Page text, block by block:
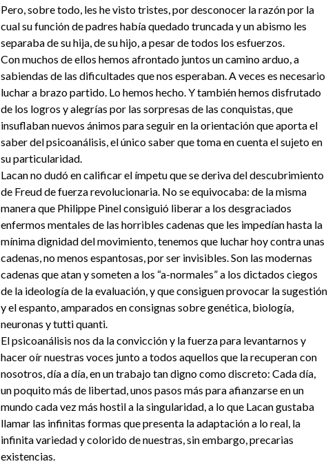
Pero, sobre todo, les he visto tristes, por desconocer la razón por la
cual su función de padres había quedado truncada y un abismo les
separaba de su hija, de su hijo, a pesar de todos los esfuerzos.
Con muchos de ellos hemos afrontado juntos un camino arduo, a
sabiendas de las dificultades que nos esperaban. A veces es necesario
luchar a brazo partido. Lo hemos hecho. Y también hemos disfrutado
de los logros y alegrías por las sorpresas de las conquistas, que
insuflaban nuevos ánimos para seguir en la orientación que aporta el
saber del psicoanálisis, el único saber que toma en cuenta el sujeto en
su particularidad.
Lacan no dudó en calificar el ímpetu que se deriva del descubrimiento
de Freud de fuerza revolucionaria. No se equivocaba: de la misma
manera que Philippe Pinel consiguió liberar a los desgraciados
enfermos mentales de las horribles cadenas que les impedían hasta la
mínima dignidad del movimiento, tenemos que luchar hoy contra unas
cadenas, no menos espantosas, por ser invisibles. Son las modernas
cadenas que atan y someten a los “a-normales” a los dictados ciegos
de la ideología de la evaluación, y que consiguen provocar la sugestión
y el espanto, amparados en consignas sobre genética, biología,
neuronas y tutti quanti.
El psicoanálisis nos da la convicción y la fuerza para levantarnos y
hacer oír nuestras voces junto a todos aquellos que la recuperan con
nosotros, día a día, en un trabajo tan digno como discreto: Cada día,
un poquito más de libertad, unos pasos más para afianzarse en un
mundo cada vez más hostil a la singularidad, a lo que Lacan gustaba
llamar las infinitas formas que presenta la adaptación a lo real, la
infinita variedad y colorido de nuestras, sin embargo, precarias
existencias.